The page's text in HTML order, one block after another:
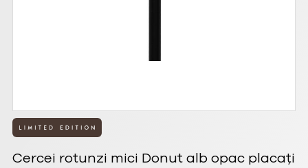
Cercei rotunzi mici Donut alb opac placați